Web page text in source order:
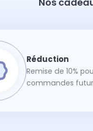
Remise de 10%
commandes